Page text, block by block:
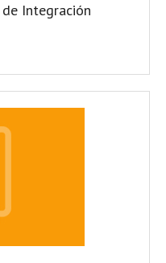
Integración